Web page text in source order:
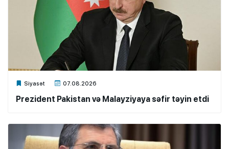
Siyasət 07.08.2026
Xalq.Online
Prezident Pakistan və Malayziyaya səfir təyin etdi